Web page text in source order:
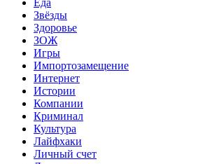
Еда
Звёзды
Здоровье
ЗОЖ
Игры
Импортозамещение
Интернет
Истории
Компании
Криминал
Культура
Лайфхаки
Личный счет